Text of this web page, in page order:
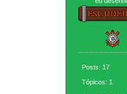
Posts: 17
Tópicos: 1